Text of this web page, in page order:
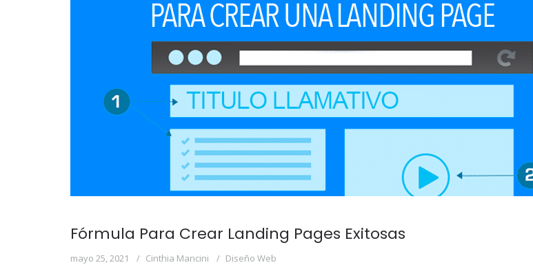
Fórmula Para Crear Landing Pages Exitosas
mayo 25, 2021 Cinthia Mancini Diseño Web